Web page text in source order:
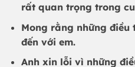
rất quan trọng trong
Mong rằng những
đến với em.
Anh xin lỗi vì những